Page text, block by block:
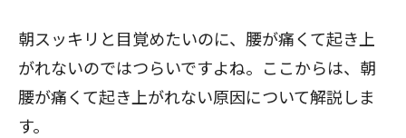
朝スッキリと目覚めたいのに、腰が痛くて起き上
がれないのではつらいですよね。ここからは、朝
腰が痛くて起き上がれない原因について解説しま
す。